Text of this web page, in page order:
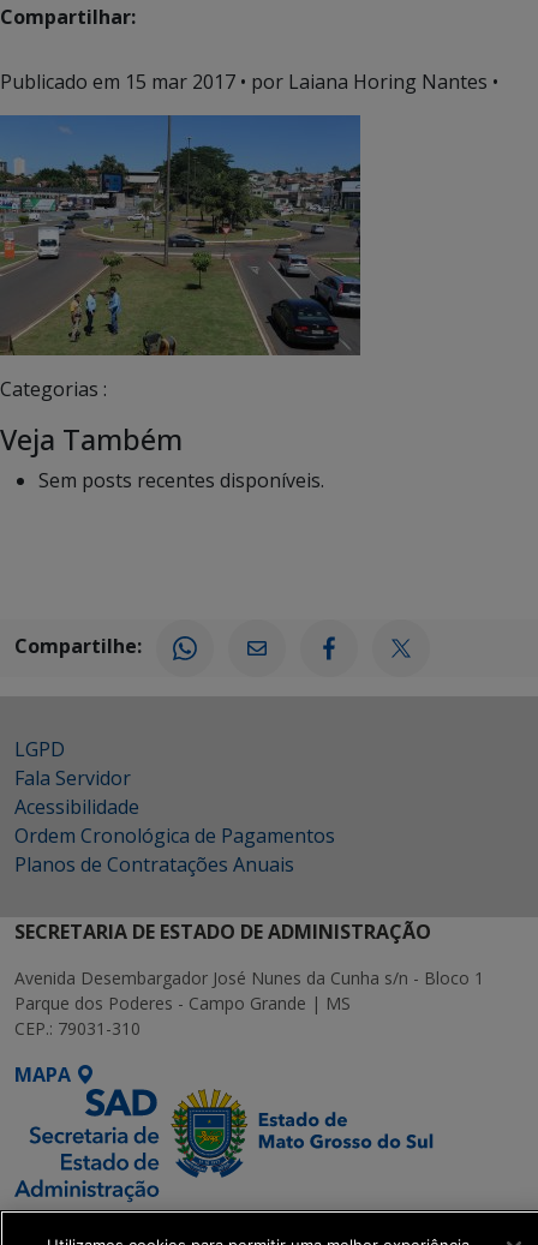
Compartilhar:
Publicado em 15 mar 2017 • por Laiana Horing Nantes •
Categorias :
Veja Também
Sem posts recentes disponíveis.
Compartilhe:
LGPD
Fala Servidor
Acessibilidade
Ordem Cronológica de Pagamentos
Planos de Contratações Anuais
SECRETARIA DE ESTADO DE ADMINISTRAÇÃO
Avenida Desembargador José Nunes da Cunha s/n - Bloco 1
Parque dos Poderes - Campo Grande | MS
CEP.: 79031-310
MAPA